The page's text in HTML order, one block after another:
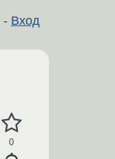
- Вход
0